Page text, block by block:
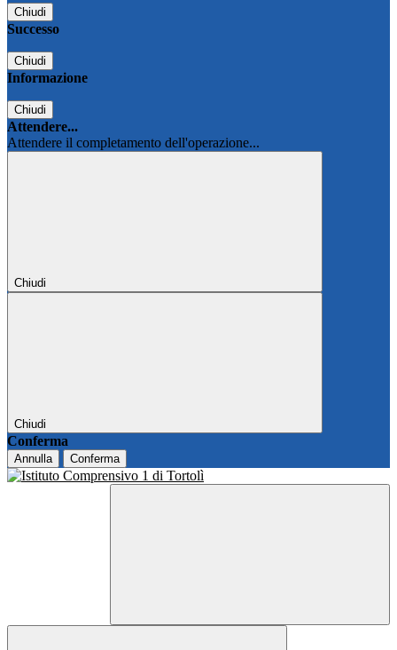
Chiudi
Successo
Chiudi
Informazione
Chiudi
Attendere...
Attendere il completamento dell'operazione...
Chiudi
Chiudi
Conferma
Annulla Conferma